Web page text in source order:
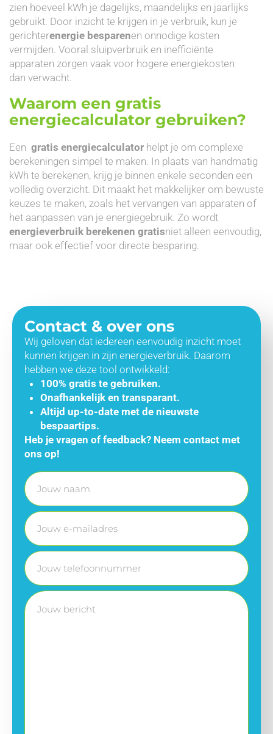
zien hoeveel kWh je dagelijks, maandelijks en jaarlijks
gebruikt. Door inzicht te krijgen in je verbruik, kun je
gerichterenergie besparenen onnodige kosten
vermijden. Vooral sluipverbruik en inefficiënte
apparaten zorgen vaak voor hogere energiekosten
dan verwacht.
Waarom een gratis
energiecalculator gebruiken?
Een gratis energiecalculator helpt je om complexe
berekeningen simpel te maken. In plaats van handmatig
kWh te berekenen, krijg je binnen enkele seconden een
volledig overzicht. Dit maakt het makkelijker om bewuste
keuzes te maken, zoals het vervangen van apparaten of
het aanpassen van je energiegebruik. Zo wordt
energieverbruik berekenen gratisniet alleen eenvoudig,
maar ook effectief voor directe besparing.
Contact & over ons
Wij geloven dat iedereen eenvoudig inzicht moet
kunnen krijgen in zijn energieverbruik. Daarom
hebben we deze tool ontwikkeld:
100% gratis te gebruiken.
Onafhankelijk en transparant.
Altijd up-to-date met de nieuwste
bespaartips.
Heb je vragen of feedback? Neem contact met
ons op!